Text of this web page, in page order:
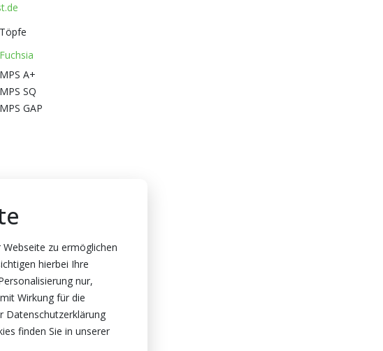
Töpfe
Fuchsia
MPS A+
MPS SQ
MPS GAP
zu ermöglichen
hierbei Ihre
nur,
Wirkung für die
Datenschutzerklärung
finden Sie in unserer